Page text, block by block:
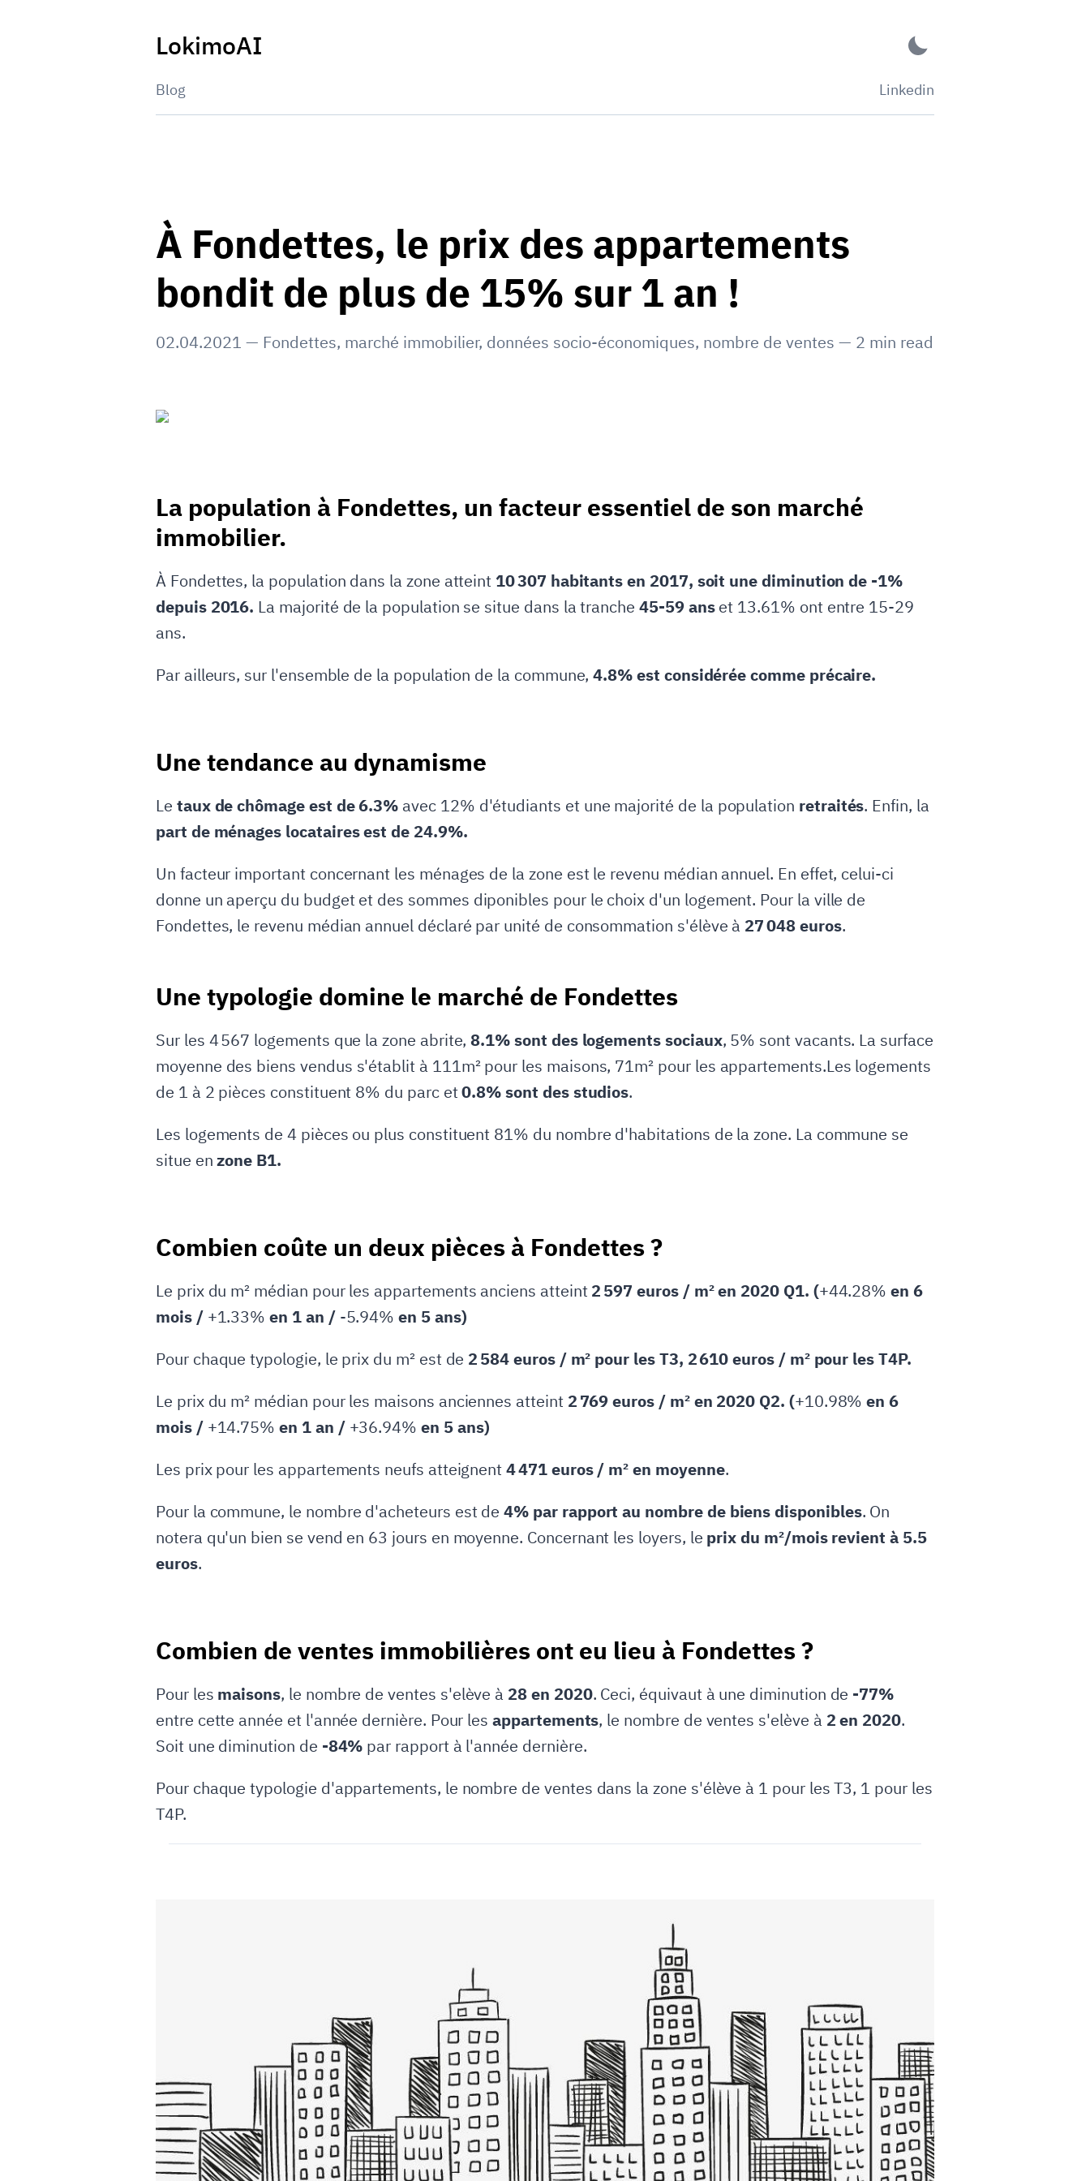
LokimoAI
Blog Linkedin
À Fondettes, le prix des appartements
bondit de plus de 15% sur 1 an !
02.04.2021 — Fondettes, marché immobilier, données socio-économiques, nombre de ventes — 2 min read
La population à Fondettes, un facteur essentiel de son marché
immobilier.
À Fondettes, la population dans la zone atteint 10 307 habitants en 2017, soit une diminution de -1%
depuis 2016. La majorité de la population se situe dans la tranche 45-59 anset 13.61% ont entre 15-29
ans.
Par ailleurs, sur l'ensemble de la population de la commune,4.8% est considérée comme précaire.
Une tendance au dynamisme
Le taux de chômage est de 6.3% avec 12% d'étudiants et une majorité de la population retraités. Enfin, la
part de ménages locataires est de 24.9%.
Un facteur important concernant les ménages de la zone est le revenu médian annuel. En effet, celui-ci
donne un aperçu du budget et des sommes diponibles pour le choix d'un logement. Pour la ville de
Fondettes, le revenu médian annuel déclaré par unité de consommation s'élève à 27 048 euros.
Une typologie domine le marché de Fondettes
Sur les 4 567 logements que la zone abrite,8.1% sont des logements sociaux, 5% sont vacants. La surface
moyenne des biens vendus s'établit à 111m² pour les maisons, 71m² pour les appartements.Les logements
de 1 à 2 pièces constituent 8% du parc et0.8% sont des studios.
Les logements de 4 pièces ou plus constituent 81% du nombre d'habitations de la zone. La commune se
situe enzone B1.
Combien coûte un deux pièces à Fondettes ?
Le prix du m² médian pour les appartements anciens atteint2 597 euros / m² en 2020 Q1. (+44.28% en 6
mois / +1.33% en 1 an / -5.94% en 5 ans)
Pour chaque typologie, le prix du m² est de 2 584 euros / m² pour les T3, 2 610 euros / m² pour les T4P.
Le prix du m² médian pour les maisons anciennes atteint 2 769 euros / m² en 2020 Q2. (+10.98% en 6
mois / +14.75% en 1 an / +36.94% en 5 ans)
Les prix pour les appartements neufs atteignent4 471 euros / m² en moyenne.
Pour la commune, le nombre d'acheteurs est de4% par rapport au nombre de biens disponibles. On
notera qu'un bien se vend en 63 jours en moyenne. Concernant les loyers, le prix du m²/mois revient à 5.5
euros.
Combien de ventes immobilières ont eu lieu à Fondettes ?
Pour les maisons, le nombre de ventes s'elève à 28 en 2020. Ceci, équivaut à une diminution de -77%
entre cette année et l'année dernière. Pour lesappartements, le nombre de ventes s'elève à 2 en 2020.
Soit une diminution de -84% par rapport à l'année dernière.
Pour chaque typologie d'appartements, le nombre de ventes dans la zone s'élève à 1 pour les T3, 1 pour les
T4P.